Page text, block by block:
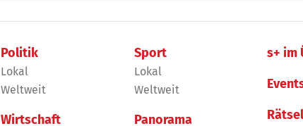
Politik
Lokal
Weltweit
Wirtschaft
Sport
Lokal
Weltweit
Panorama
s+ im